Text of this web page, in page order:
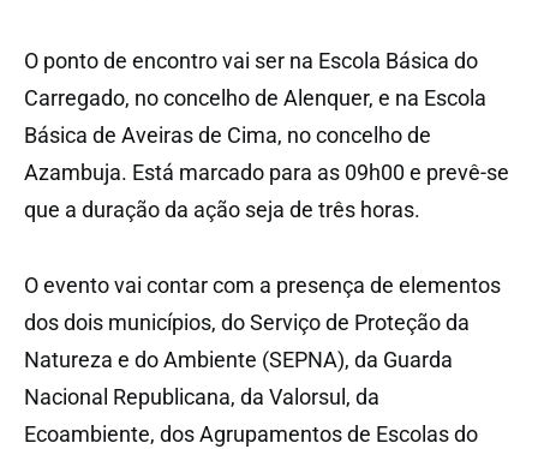
O ponto de encontro vai ser na Escola Básica do
Carregado, no concelho de Alenquer, e na Escola
Básica de Aveiras de Cima, no concelho de
Azambuja. Está marcado para as 09h00 e prevê-se
que a duração da ação seja de três horas.
O evento vai contar com a presença de elementos
dos dois municípios, do Serviço de Proteção da
Natureza e do Ambiente (SEPNA), da Guarda
Nacional Republicana, da Valorsul, da
Ecoambiente, dos Agrupamentos de Escolas do